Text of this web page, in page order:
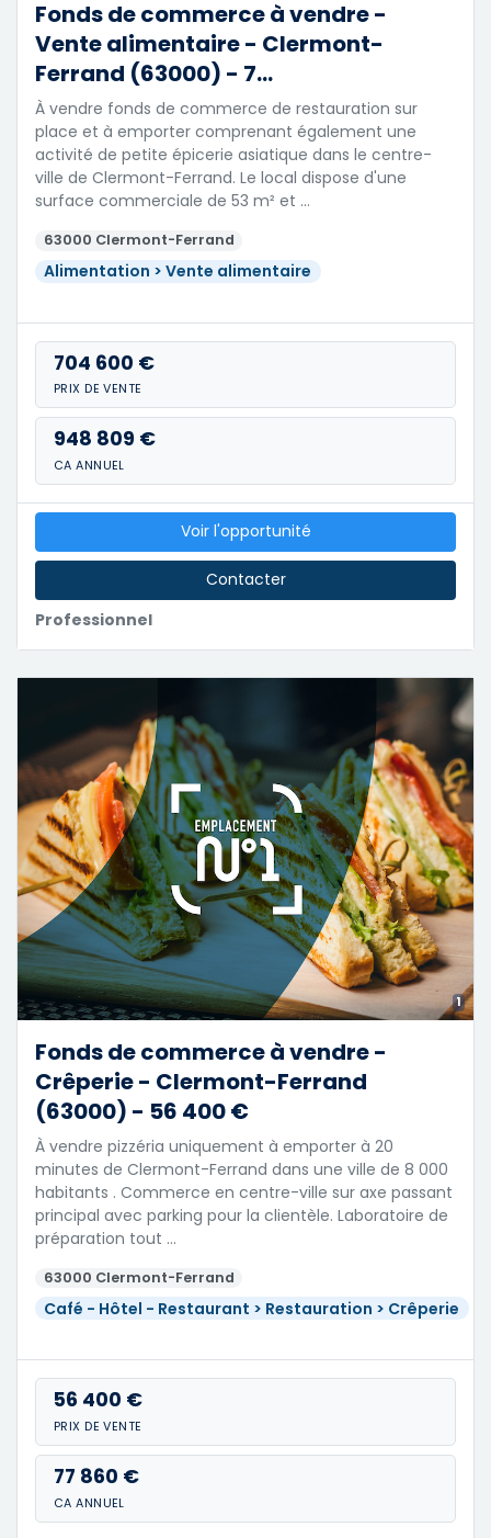
Fonds de commerce à vendre -
Vente alimentaire - Clermont-
Ferrand (63000) - 7...
À vendre fonds de commerce de restauration sur
place et à emporter comprenant également une
activité de petite épicerie asiatique dans le centre-
ville de Clermont-Ferrand. Le local dispose d'une
surface commerciale de 53 m² et …
63000 Clermont-Ferrand
Alimentation > Vente alimentaire
704 600 €
PRIX DE VENTE
948 809 €
CA ANNUEL
Professionnel
Voir l'opportunité
Contacter
1
Fonds de commerce à vendre -
Crêperie - Clermont-Ferrand
(63000) - 56 400 €
À vendre pizzéria uniquement à emporter à 20
minutes de Clermont-Ferrand dans une ville de 8 000
habitants . Commerce en centre-ville sur axe passant
principal avec parking pour la clientèle. Laboratoire de
préparation tout …
63000 Clermont-Ferrand
Café - Hôtel - Restaurant > Restauration > Crêperie
56 400 €
PRIX DE VENTE
77 860 €
CA ANNUEL